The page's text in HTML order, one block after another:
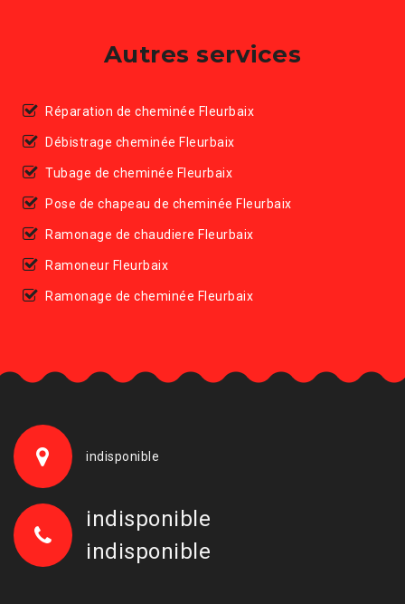
Autres services
Réparation de cheminée Fleurbaix
Débistrage cheminée Fleurbaix
Tubage de cheminée Fleurbaix
Pose de chapeau de cheminée Fleurbaix
Ramonage de chaudiere Fleurbaix
Ramoneur Fleurbaix
Ramonage de cheminée Fleurbaix
indisponible
indisponible
indisponible